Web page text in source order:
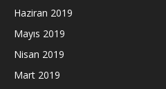
Haziran 2019
Mayıs 2019
Nisan 2019
Mart 2019